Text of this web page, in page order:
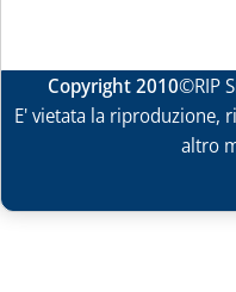
Copyright 2010©RIP
E' vietata la riproduzione,
altro